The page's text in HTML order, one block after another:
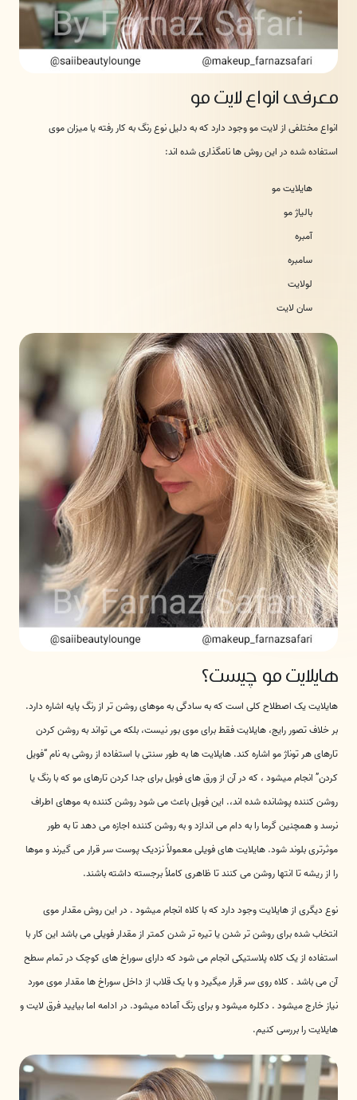
معرفی انواع لایت مو
انواع مختلفی از لایت مو وجود دارد که به دلیل نوع رنگ به کار رفته یا میزان موی
استفاده شده در این روش ها نامگذاری شده اند:
هایلایت مو
بالیاژ مو
آمبره
سامبره
لولایت
سان لایت
هایلایت مو چیست؟
هایلایت یک اصطلاح کلی است که به سادگی به موهای روشن تر از رنگ پایه اشاره دارد.
بر خلاف تصور رایج، هایلایت فقط برای موی بور نیست، بلکه می تواند به روشن کردن
تارهای هر توناژ مو اشاره کند. هایلایت ها به طور سنتی با استفاده از روشی به نام “فویل
کردن” انجام میشود ، که در آن از ورق های فویل برای جدا کردن تارهای مو که با رنگ یا
روشن کننده پوشانده شده اند،. این فویل باعث می شود روشن کننده به موهای اطراف
نرسد و همچنین گرما را به دام می اندازد و به روشن کننده اجازه می دهد تا به طور
موثرتری بلوند شود. هایلایت های فویلی معمولاً نزدیک پوست سر قرار می گیرند و موها
را از ریشه تا انتها روشن می کنند تا ظاهری کاملاً برجسته داشته باشند.
نوع دیگری از هایلایت وجود دارد که با کلاه انجام میشود . در این روش مقدار موی
انتخاب شده برای روشن تر شدن یا تیره تر شدن کمتر از مقدار فویلی می باشد این کار با
استفاده از یک کلاه پلاستیکی انجام می شود که دارای سوراخ های کوچک در تمام سطح
آن می باشد . کلاه روی سر قرار میگیرد و با یک قلاب از داخل سوراخ ها مقدار موی مورد
نیاز خارج میشود . دکلره میشود و برای رنگ آماده میشود. در ادامه اما بیایید فرق لایت و
هایلایت را بررسی کنیم.